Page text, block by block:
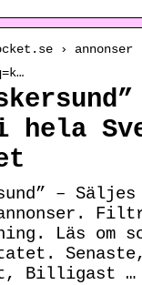
› annonser
hela
–
Läs om
Billigast …